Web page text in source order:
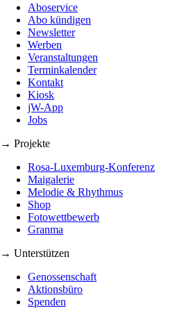
Aboservice
Abo kündigen
Newsletter
Werben
Veranstaltungen
Terminkalender
Kontakt
Kiosk
jW-App
Jobs
→ Projekte
Rosa-Luxemburg-Konferenz
Maigalerie
Melodie & Rhythmus
Shop
Fotowettbewerb
Granma
→ Unterstützen
Genossenschaft
Aktionsbüro
Spenden